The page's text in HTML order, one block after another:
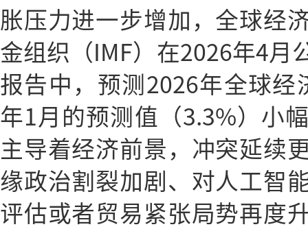
胀压力进一步增加，全球经
金组织（IMF）在2026年4月
报告中，预测2026年全球经
年1月的预测值（3.3%）小
主导着经济前景，冲突延续
缘政治割裂加剧、对人工智
评估或者贸易紧张局势再度